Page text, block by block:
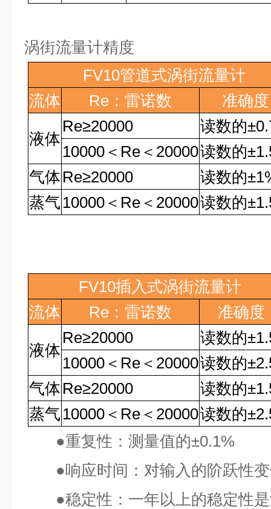
涡街流量计精度
FV10管道式涡街流量计
流体
Re ：雷诺数 准确度
液体
Re≥20000 读数的
10000 ＜ Re ＜ 20000读数的
气体 Re≥20000 读数的
蒸气 10000 ＜ Re ＜ 20000读数的
FV10插入式涡街流量计
流体
Re ：雷诺数 准确度
液体
Re≥20000 读数的
10000 ＜ Re ＜ 20000读数的
气体 Re≥20000 读数的
蒸气 10000 ＜ Re ＜ 20000读数的
●重复性：测量值的±0.1%
●响应时间：对输入的阶跃性
●稳定性：一年以上的稳定性